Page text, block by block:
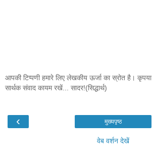
आपकी टिप्पणी हमारे लिए लेखकीय ऊर्जा का स्रोत है। कृपया
सार्थक संवाद कायम रखें... सादर!(सिद्धार्थ)
‹ मुख्यपृष्ठ
वेब वर्शन देखें